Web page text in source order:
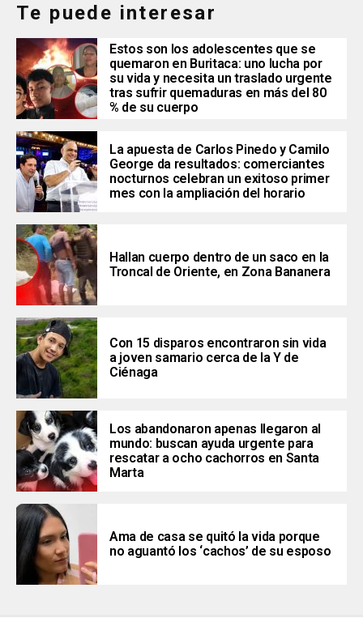
Te puede interesar
Estos son los adolescentes que se
quemaron en Buritaca: uno lucha por
su vida y necesita un traslado urgente
tras sufrir quemaduras en más del 80
% de su cuerpo
La apuesta de Carlos Pinedo y Camilo
George da resultados: comerciantes
nocturnos celebran un exitoso primer
mes con la ampliación del horario
Hallan cuerpo dentro de un saco en la
Troncal de Oriente, en Zona Bananera
Con 15 disparos encontraron sin vida
a joven samario cerca de la Y de
Ciénaga
Los abandonaron apenas llegaron al
mundo: buscan ayuda urgente para
rescatar a ocho cachorros en Santa
Marta
Ama de casa se quitó la vida porque
no aguantó los ‘cachos’ de su esposo